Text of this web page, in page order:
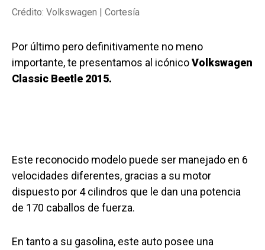
Crédito: Volkswagen | Cortesía
Por último pero definitivamente no meno
importante, te presentamos al icónicoVolkswagen
Classic Beetle 2015.
Este reconocido modelo puede ser manejado en 6
velocidades diferentes, gracias a su motor
dispuesto por 4 cilindros que le dan una potencia
de 170 caballos de fuerza.
En tanto a su gasolina, este auto posee una